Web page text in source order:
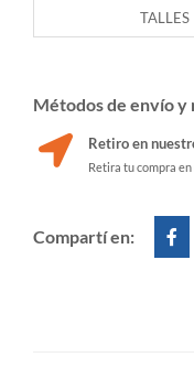
TALLES
Métodos de envío
Retiro en
Retira tu compra
Compartí en: